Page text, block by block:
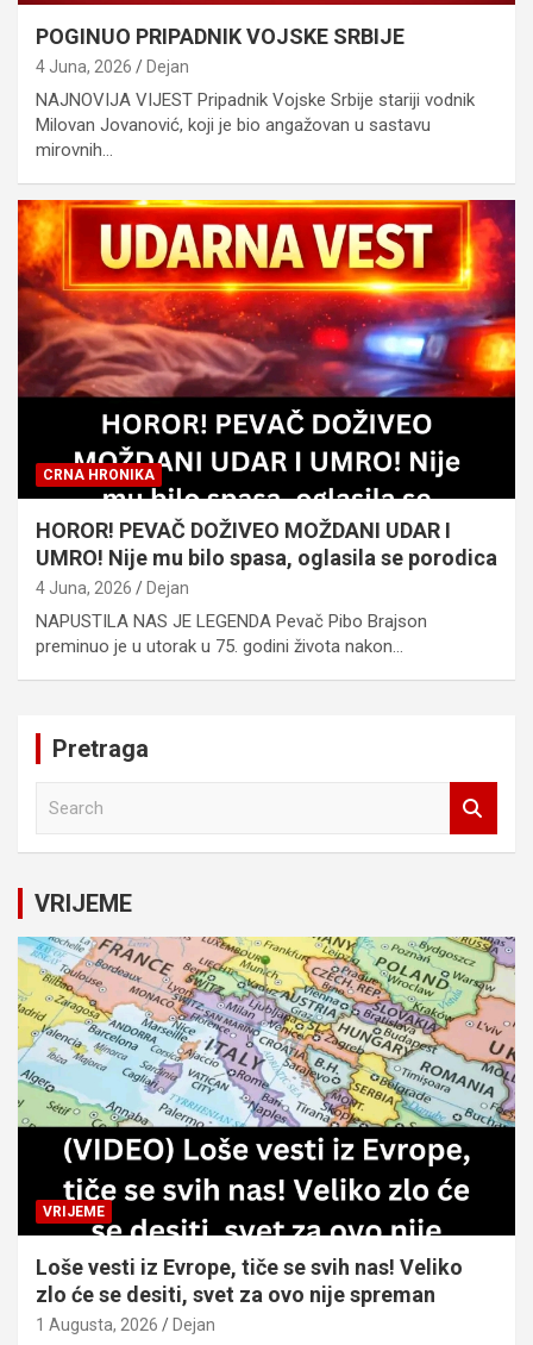
POGINUO PRIPADNIK VOJSKE SRBIJE
4 Juna, 2026 Dejan
NAJNOVIJA VIJEST Pripadnik Vojske Srbije stariji vodnik
Milovan Jovanović, koji je bio angažovan u sastavu
mirovnih…
CRNA HRONIKA
HOROR! PEVAČ DOŽIVEO MOŽDANI UDAR I
UMRO! Nije mu bilo spasa, oglasila se porodica
4 Juna, 2026 Dejan
NAPUSTILA NAS JE LEGENDA Pevač Pibo Brajson
preminuo je u utorak u 75. godini života nakon…
Pretraga
c
h
VRIJEME
VRIJEME
Loše vesti iz Evrope, tiče se svih nas! Veliko
zlo će se desiti, svet za ovo nije spreman
1 Augusta, 2026 Dejan